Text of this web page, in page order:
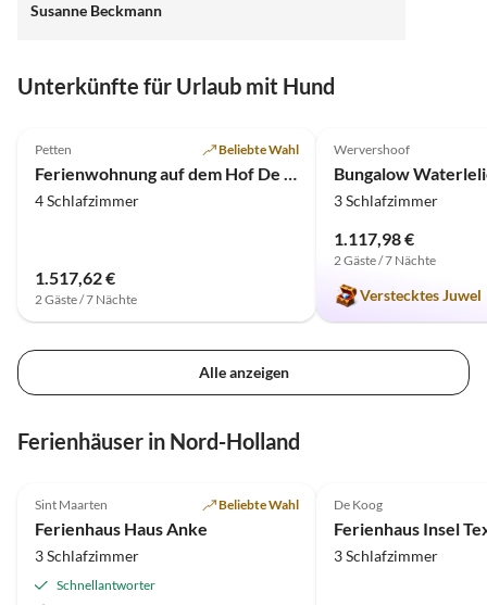
mitnehmen konnten!
Susanne Beckmann
Unterkünfte für Urlaub mit Hund
Petten Beliebte Wahl
Ferienwohnung auf dem Hof De Hoenderhave
4 Schlafzimmer
1.517,62 €
2 Gäste / 7 Nächte
Wervershoof
3 Schlafzimmer
1.117,98 €
2 Gäste / 7 Nächte
Verstecktes Juwel
Alle anzeigen
Ferienhäuser in Nord-Holland
Strandurlaub
Sint Maarten Beliebte Wahl
Ferienhaus Haus Anke
3 Schlafzimmer
Schnellantworter
De Koog
3 Schlafzimmer